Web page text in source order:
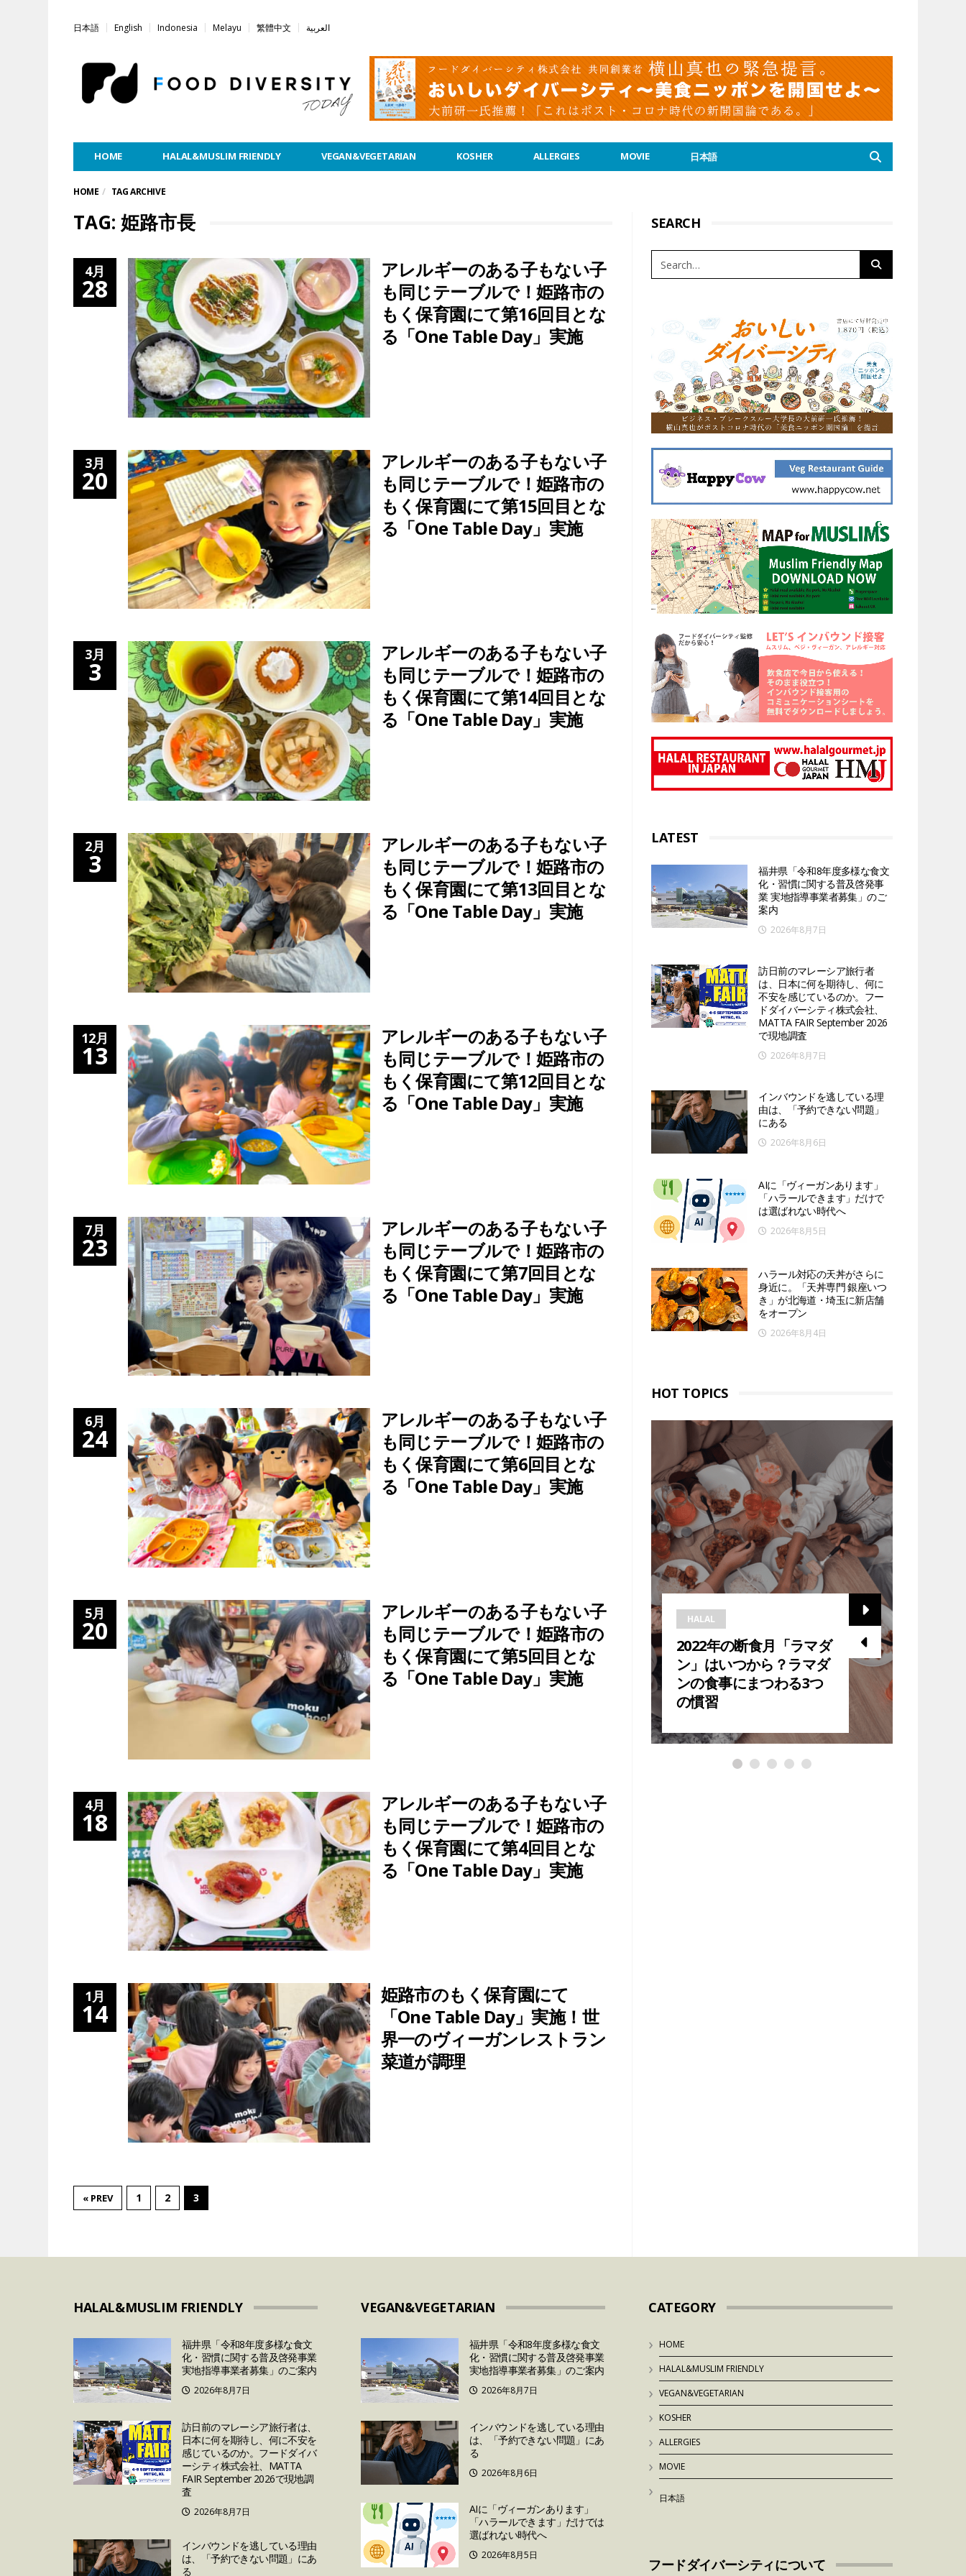
日本語 English Indonesia Melayu 繁體中文 العربية
HOME HALAL&MUSLIM FRIENDLY VEGAN&VEGETARIAN KOSHER ALLERGIES MOVIE 日本語
HOME TAG ARCHIVE
TAG: 姫路市長
4月
28
アレルギーのある子もない子
も同じテーブルで！姫路市の
もく保育園にて第16回目とな
る「One Table Day」実施
3月
20
アレルギーのある子もない子
も同じテーブルで！姫路市の
もく保育園にて第15回目とな
る「One Table Day」実施
3月
3
アレルギーのある子もない子
も同じテーブルで！姫路市の
もく保育園にて第14回目とな
る「One Table Day」実施
2月
3
アレルギーのある子もない子
も同じテーブルで！姫路市の
もく保育園にて第13回目とな
る「One Table Day」実施
12月
13
アレルギーのある子もない子
も同じテーブルで！姫路市の
もく保育園にて第12回目とな
る「One Table Day」実施
7月
23
アレルギーのある子もない子
も同じテーブルで！姫路市の
もく保育園にて第7回目とな
る「One Table Day」実施
6月
24
アレルギーのある子もない子
も同じテーブルで！姫路市の
もく保育園にて第6回目とな
る「One Table Day」実施
5月
20
アレルギーのある子もない子
も同じテーブルで！姫路市の
もく保育園にて第5回目とな
る「One Table Day」実施
4月
18
アレルギーのある子もない子
も同じテーブルで！姫路市の
もく保育園にて第4回目とな
る「One Table Day」実施
1月
14
姫路市のもく保育園にて
「One Table Day」実施！世
界一のヴィーガンレストラン
菜道が調理
« PREV 1 2 3
SEARCH
LATEST
福井県「令和8年度多様な食文
化・習慣に関する普及啓発事
業 実地指導事業者募集」のご
案内
2026年8月7日
訪日前のマレーシア旅行者
は、日本に何を期待し、何に
不安を感じているのか。フー
ドダイバーシティ株式会社、
MATTA FAIR September 2026
で現地調査
2026年8月7日
インバウンドを逃している理
由は、「予約できない問題」
にある
2026年8月6日
AIに「ヴィーガンあります」
「ハラールできます」だけで
は選ばれない時代へ
2026年8月5日
ハラール対応の天丼がさらに
身近に。「天丼専門 銀座いつ
き」が北海道・埼玉に新店舗
をオープン
2026年8月4日
HOT TOPICS
VEGAN&VEGETARIAN
「卵の価格高騰」はいつ
まで続く？今後の予測と
対策について
HALAL
2024年のラマダンはいつ
から？ラマダンに関して
日本人が知っておきたい
HALAL
2022年の断食月「ラマダ
ン」はいつから？ラマダ
ンの食事にまつわる3つ
の慣習
HALAL&MUSLIM FRIENDLY
福井県「令和8年度多様な食文
化・習慣に関する普及啓発事業
実地指導事業者募集」のご案内
2026年8月7日
訪日前のマレーシア旅行者は、
日本に何を期待し、何に不安を
感じているのか。フードダイバ
ーシティ株式会社、MATTA
FAIR September 2026で現地調
査
2026年8月7日
インバウンドを逃している理由
は、「予約できない問題」にあ
る
VEGAN&VEGETARIAN
福井県「令和8年度多様な食文
化・習慣に関する普及啓発事業
実地指導事業者募集」のご案内
2026年8月7日
インバウンドを逃している理由
は、「予約できない問題」にあ
る
2026年8月6日
AIに「ヴィーガンあります」
「ハラールできます」だけでは
選ばれない時代へ
2026年8月5日
CATEGORY
HOME
HALAL&MUSLIM FRIENDLY
VEGAN&VEGETARIAN
KOSHER
ALLERGIES
MOVIE
日本語
フードダイバーシティについて